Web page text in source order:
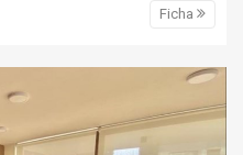
Ficha